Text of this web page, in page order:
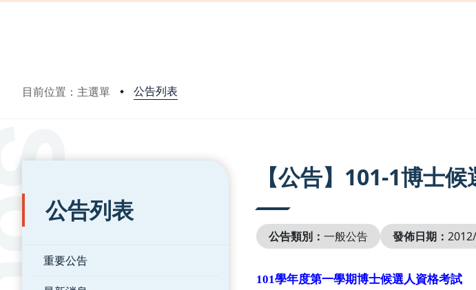
目前位置：主選單 公告列表
:::
公告列表
重要公告
【公告】101-1博士
公告類別： 一般公告 發佈日期：
101學年度第一學期博士候選人資格考試